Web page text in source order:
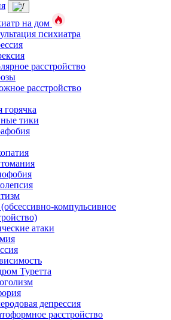
на дом
психиатра
расстройство
расстройство
горячка
тики
компульсивное
атаки
Туретта
депрессия
расстройство